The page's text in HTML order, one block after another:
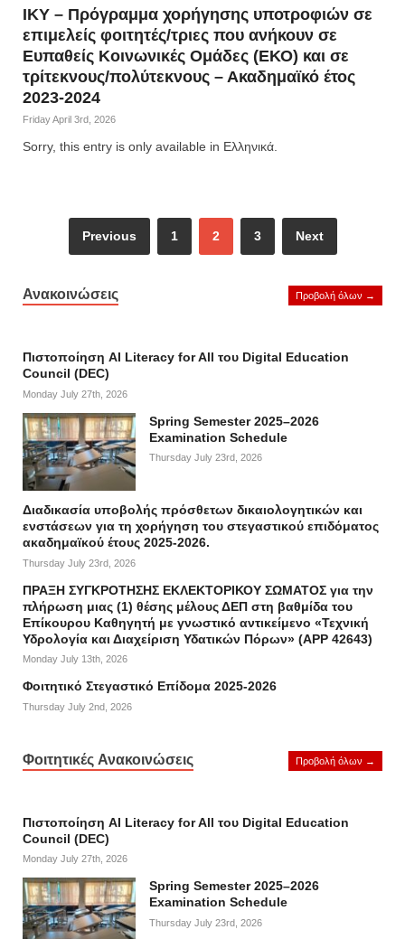
IKY – Πρόγραμμα χορήγησης υποτροφιών σε
επιμελείς φοιτητές/τριες που ανήκουν σε
Ευπαθείς Κοινωνικές Ομάδες (ΕΚΟ) και σε
τρίτεκνους/πολύτεκνους – Ακαδημαϊκό έτος
2023-2024
Friday April 3rd, 2026
Sorry, this entry is only available in Ελληνικά.
Previous 1 2 3 Next
Ανακοινώσεις Προβολή όλων →
Πιστοποίηση AI Literacy for All του Digital Education
Council (DEC)
Monday July 27th, 2026
Spring Semester 2025–2026
Examination Schedule
Thursday July 23rd, 2026
Διαδικασία υποβολής πρόσθετων δικαιολογητικών και
ενστάσεων για τη χορήγηση του στεγαστικού επιδόματος
ακαδημαϊκού έτους 2025-2026.
Thursday July 23rd, 2026
ΠΡΑΞΗ ΣΥΓΚΡΟΤΗΣΗΣ ΕΚΛΕΚΤΟΡΙΚΟΥ ΣΩΜΑΤΟΣ για την
πλήρωση μιας (1) θέσης μέλους ΔΕΠ στη βαθμίδα του
Επίκουρου Καθηγητή με γνωστικό αντικείμενο «Τεχνική
Υδρολογία και Διαχείριση Υδατικών Πόρων» (APP 42643)
Monday July 13th, 2026
Φοιτητικό Στεγαστικό Επίδομα 2025-2026
Thursday July 2nd, 2026
Φοιτητικές Ανακοινώσεις Προβολή όλων →
Πιστοποίηση AI Literacy for All του Digital Education
Council (DEC)
Monday July 27th, 2026
Spring Semester 2025–2026
Examination Schedule
Thursday July 23rd, 2026